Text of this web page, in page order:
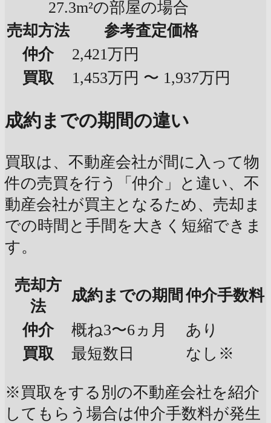
27.3m²の部屋の場合
売却方法
参考査定価格
仲介
2,421万円
買取
1,453万円 〜 1,937万円
成約までの期間の違い
買取は、不動産会社が間に入って物
件の売買を行う「仲介」と違い、不
動産会社が買主となるため、売却ま
での時間と手間を大きく短縮できま
す。
売却方
法
成約までの期間 仲介手数料
仲介
概ね3〜6ヵ月
あり
買取
最短数日 なし※
※買取をする別の不動産会社を紹介
してもらう場合は仲介手数料が発生